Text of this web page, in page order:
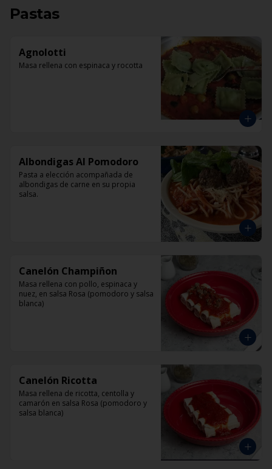
Pastas
Agnolotti
Masa rellena con espinaca y rocotta
Albondigas Al Pomodoro
Pasta a elección acompañada de
albondigas de carne en su propia
salsa.
Canelón Champiñon
Masa rellena con pollo, espinaca y
nuez, en salsa Rosa (pomodoro y salsa
blanca)
Canelón Ricotta
Masa rellena de ricotta, centolla y
camarón en salsa Rosa (pomodoro y
salsa blanca)